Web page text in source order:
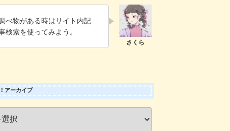
べ物がある時はサイト内記
検索を使ってみよう。
! アーカイブ